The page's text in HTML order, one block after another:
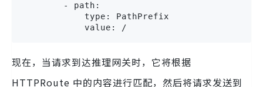
        - path:
            type: PathPrefix
            value: /
现在，当请求到达推理网关时，它将根据
HTTPRoute 中的内容进行匹配，然后将请求发送到